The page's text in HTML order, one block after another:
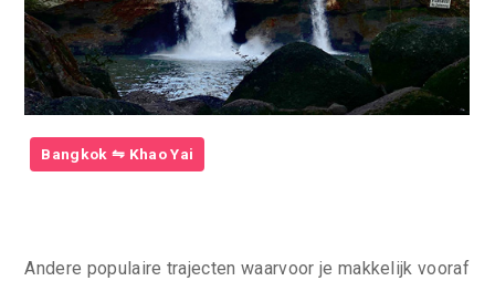
Bangkok ⇋ Khao Yai
Andere populaire trajecten waarvoor je makkelijk vooraf